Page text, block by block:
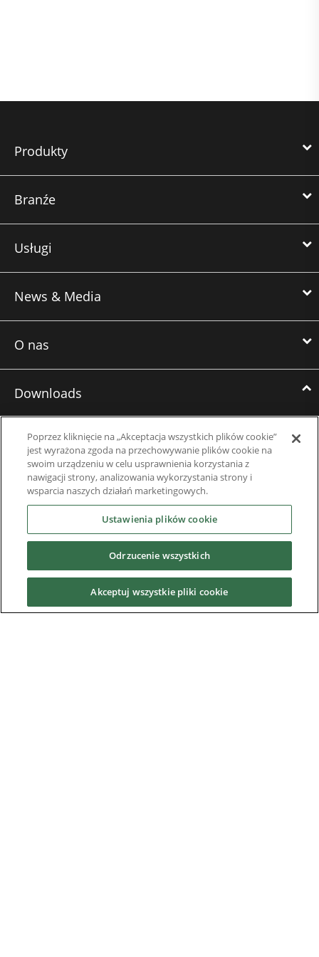
Produkty
Branźe
Usługi
News & Media
O nas
Downloads
Brochures
Studium przypadku
Datasheets
Engineering Guides
Mobile Applications
Pliki do pobrania według produktu
Poprzez kliknięcie na „Akceptacja wszystkich plików cookie”
jest wyrażona zgoda na przechowywanie plików cookie na
swoim urządzeniu w celu usprawnienia korzystania z
nawigacji strony, analizowania wykorzystania strony i
wsparcia naszych działań marketingowych.
Ustawienia plików cookie
Odrzucenie wszystkich
Akceptuj wszystkie pliki cookie